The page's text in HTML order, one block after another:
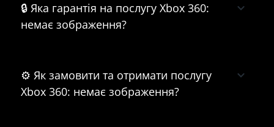
🔒 Яка гарантія на послугу Xbox 360:
немає зображення?
⚙️ Як замовити та отримати послугу
Xbox 360: немає зображення?